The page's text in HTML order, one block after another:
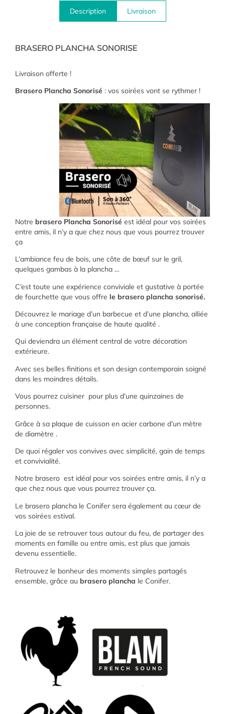
Description Livraison
BRASERO PLANCHA SONORISE
Livraison offerte !
Brasero Plancha Sonorisé : vos soirées vont se rythmer !
Notre brasero Plancha Sonorisé est idéal pour vos soirées
entre amis, il n’y a que chez nous que vous pourrez trouver
ça
L’ambiance feu de bois, une côte de bœuf sur le gril,
quelques gambas à la plancha …
C’est toute une expérience conviviale et gustative à portée
de fourchette que vous offre le brasero plancha sonorisé.
Découvrez le mariage d’un barbecue et d’une plancha, alliée
à une conception française de haute qualité .
Qui deviendra un élément central de votre décoration
extérieure.
Avec ses belles finitions et son design contemporain soigné
dans les moindres détails.
Vous pourrez cuisiner pour plus d’une quinzaines de
personnes.
Grâce à sa plaque de cuisson en acier carbone d’un mètre
de diamètre .
De quoi régaler vos convives avec simplicité, gain de temps
et convivialité.
Notre brasero est idéal pour vos soirées entre amis, il n’y a
que chez nous que vous pourrez trouver ça.
Le brasero plancha le Conifer sera également au cœur de
vos soirées estival.
La joie de se retrouver tous autour du feu, de partager des
moments en famille ou entre amis, est plus que jamais
devenu essentielle.
Retrouvez le bonheur des moments simples partagés
ensemble, grâce au brasero plancha le Conifer.